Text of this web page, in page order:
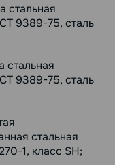
стальная
9389-75, сталь
стальная
9389-75, сталь
стальная
1, класс SH;